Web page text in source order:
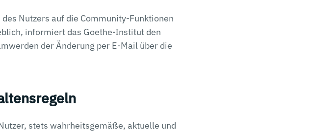
Nutzers auf die Community-Funktionen
informiert das Goethe-Institut den
der Änderung per E-Mail über die
stets wahrheitsgemäße, aktuelle und